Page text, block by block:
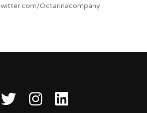
Octarinacompany